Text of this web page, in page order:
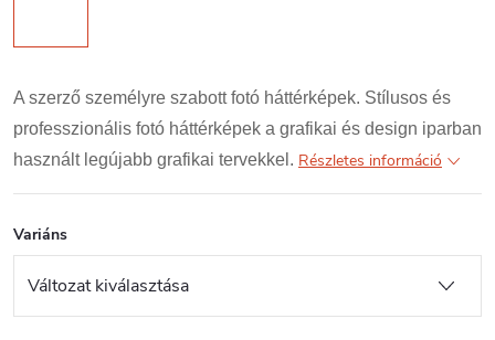
A szerző személyre szabott fotó háttérképek. Stílusos és
professzionális fotó háttérképek a grafikai és design iparban
használt legújabb grafikai tervekkel. Részletes információ
Variáns